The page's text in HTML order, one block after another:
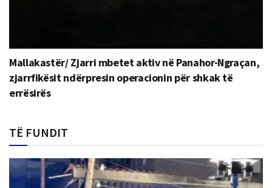
Mallakastër/ Zjarri mbetet aktiv në Panahor-Ngraçan,
zjarrfikësit ndërpresin operacionin për shkak të
errësirës
TË FUNDIT